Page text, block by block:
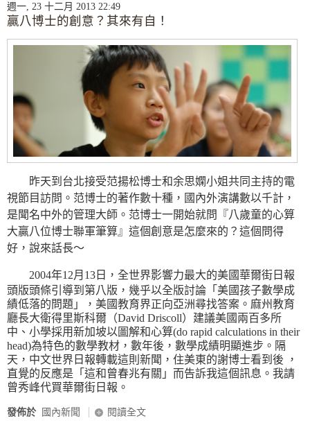
週一, 23 十二月 2013 22:49
贏八博士的創意？其來有自！
昨天到台北接受范揚松博士和余思嫻小姐共同主持的電
視節目訪問。范博士的著作數十種，國內外演講數以千計，
是聞名中外的管理大師。范博士一開始就問『八歲童的心算
大贏八位博士聯軍筆算』這個創意是怎麼來的？這個問得
好，說來話長～
2004年12月13日，全世界影響力最大的美國華爾街日報
頭版頭條引導到第八版，幾乎以全版討論「美國孩子數學成
績低落的問題」，美國教育界正向亞洲尋找答案。麻州教育
廳長大衛得里斯科爾（David Driscoll）建議美國兩百多所
中、小學採用新加坡以圖解和心算(do rapid calculations in their
head)為特色的數學教材，數年後，數學成績明顯進步。隔
天，中文世界日報轉載這則新聞，住美東的謝博士看到後 ，
直覺的反應是「這和曾春兆有關」而告訴我這個訊息。我請
曾秀峰代買華爾街日報。
發佈於 國內新聞 閱讀全文